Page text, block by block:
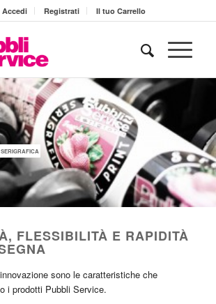
Accedi Registrati Il tuo Carrello
FLESSIBILITÀ E RAPIDITÀ
sono le caratteristiche che
i prodotti Pubbli Service.